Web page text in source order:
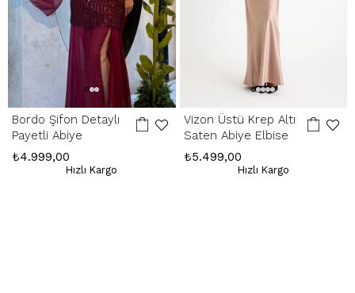
Bordo Şifon Detaylı
Payetli Abiye
₺4.999,00
Hızlı Kargo
Vizon Üstü Krep Altı
Saten Abiye Elbise
₺5.499,00
Hızlı Kargo